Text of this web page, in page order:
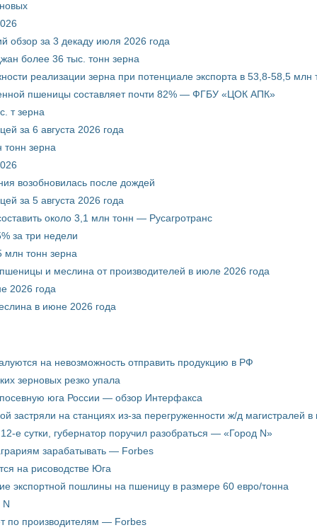
обзор за 3 декаду июля 2026 года
более 36 тыс. тонн зерна
реализации зерна при потенциале экспорта в 53,8-58,5 млн
пшеницы составляет почти 82% — ФГБУ «ЦОК АПК»
т зерна
за 6 августа 2026 года
зерна
возобновилась после дождей
за 5 августа 2026 года
около 3,1 млн тонн — Русагротранс
за три недели
млн тонн зерна
и меслина от производителей в июле 2026 года
2026 года
в июне 2026 года
на невозможность отправить продукцию в РФ
зерновых резко упала
юга России — обзор Интерфакса
застряли на станциях из-за перегруженности ж/д магистралей в
е сутки, губернатор поручил разобраться — «Город N»
зарабатывать — Forbes
на рисоводстве Юга
экспортной пошлины на пшеницу в размере 60 евро/тонна
N
по производителям — Forbes